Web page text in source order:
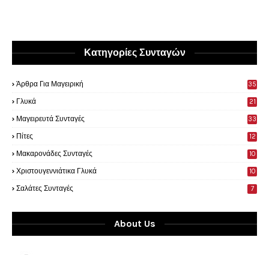
Κατηγορίες Συνταγών
Άρθρα Για Μαγειρική
35
Γλυκά
21
Μαγειρευτά Συνταγές 33
Πίτες 12
Μακαρονάδες Συνταγές 10
Χριστουγεννιάτικα Γλυκά 10
Σαλάτες Συνταγές 7
About Us